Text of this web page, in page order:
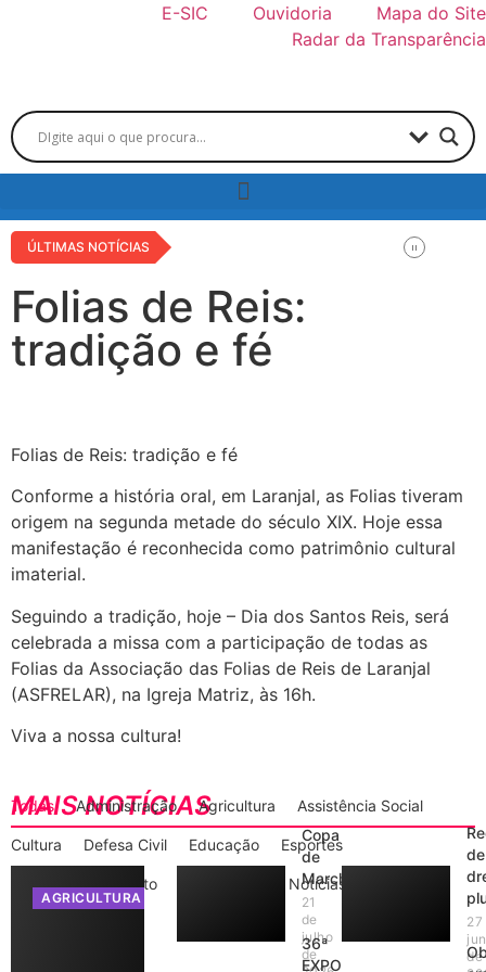
E-SIC Ouvidoria
Mapa do Site
Radar da Transparência
ÚLTIMAS NOTÍCIAS
Folias de Reis:
tradição e fé
Folias de Reis: tradição e fé
Conforme a história oral, em Laranjal, as Folias tiveram
origem na segunda metade do século XIX. Hoje essa
manifestação é reconhecida como patrimônio cultural
imaterial.
Seguindo a tradição, hoje – Dia dos Santos Reis, será
celebrada a missa com a participação de todas as
Folias da Associação das Folias de Reis de Laranjal
(ASFRELAR), na Igreja Matriz, às 16h.
Viva a nossa cultura!
MAIS NOTÍCIAS
Todas Administração Agricultura Assistência Social
Cultura Defesa Civil Educação Esportes
Gabinete do Prefeito Notícias
AGRICULTURA
Copa
de
Marcha
21
de
julho
de
36ª
EXPO
de
27
de